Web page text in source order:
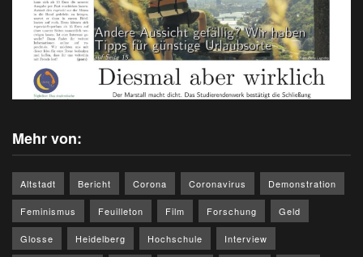
Mehr von:
Altstadt Bericht Corona Coronavirus Demonstration
Feminismus Feuilleton Film Forschung Geld
Glosse Heidelberg Hochschule Interview